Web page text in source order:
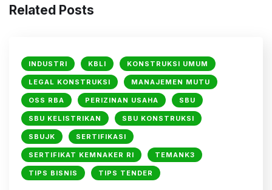
Related Posts
INDUSTRI KBLI KONSTRUKSI UMUM
LEGAL KONSTRUKSI MANAJEMEN MUTU
OSS RBA PERIZINAN USAHA SBU
SBU KELISTRIKAN SBU KONSTRUKSI
SBUJK SERTIFIKASI
SERTIFIKAT KEMNAKER RI TEMANK3
TIPS BISNIS TIPS TENDER